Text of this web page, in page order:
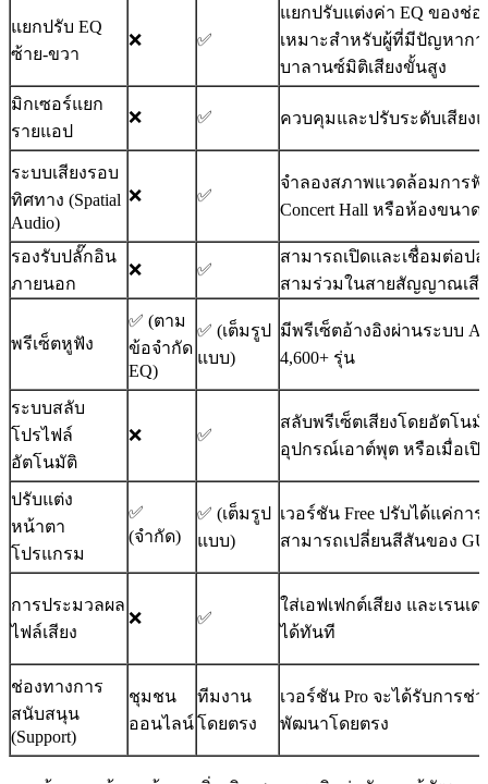
แยกปรับ EQ
ซ้าย-ขวา
❌ ✅
แยกปรับแต่งค่า EQ ของช่อ
เหมาะสำหรับผู้ที่มีปัญหากา
บาลานซ์มิติเสียงขั้นสูง
มิกเซอร์แยก
รายแอป
❌ ✅ ควบคุมและปรับระดับเสียง
ระบบเสียงรอบ
ทิศทาง (Spatial
Audio)
❌ ✅
จำลองสภาพแวดล้อมการฟั
Concert Hall หรือห้องขนา
รองรับปลั๊กอิน
ภายนอก
❌ ✅
สามารถเปิดและเชื่อมต่อป
สามร่วมในสายสัญญาณเสี
พรีเซ็ตหูฟัง
✅ (ตาม
ข้อจำกัด
EQ)
✅ (เต็มรูป
แบบ)
มีพรีเซ็ตอ้างอิงผ่านระบบ
4,600+ รุ่น
ระบบสลับ
โปรไฟล์
อัตโนมัติ
❌ ✅
สลับพรีเซ็ตเสียงโดยอัตโน
อุปกรณ์เอาต์พุต หรือเมื่อเ
ปรับแต่ง
หน้าตา
โปรแกรม
✅
(จำกัด)
✅ (เต็มรูป
แบบ)
เวอร์ชัน Free ปรับได้แค่กา
สามารถเปลี่ยนสีสันของ
การประมวลผล
ไฟล์เสียง
❌ ✅
ใส่เอฟเฟกต์เสียง และเรน
ได้ทันที
ช่องทางการ
สนับสนุน
(Support)
ชุมชน
ออนไลน์
ทีมงาน
โดยตรง
เวอร์ชัน Pro จะได้รับการ
พัฒนาโดยตรง